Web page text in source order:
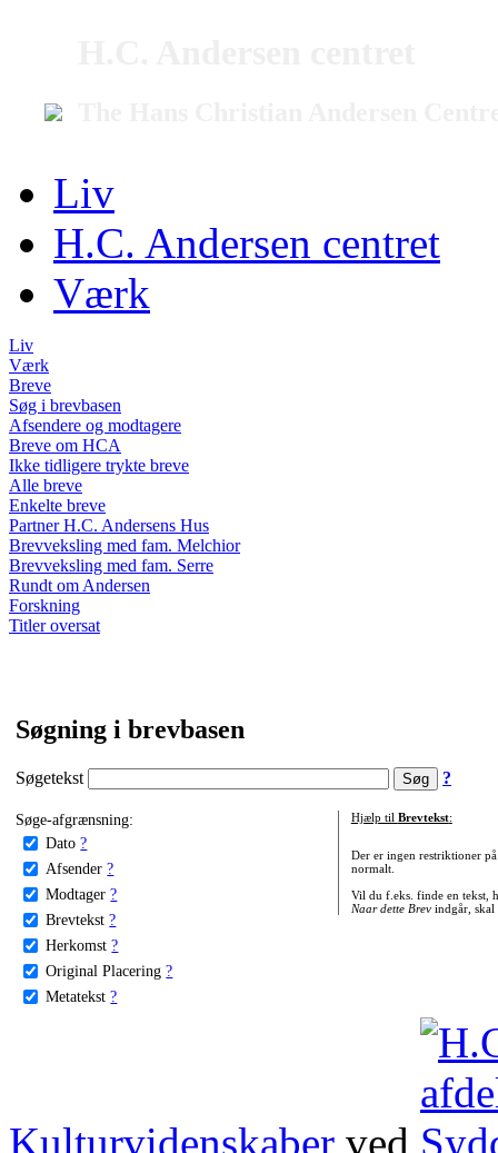
Liv
H.C. Andersen centret
Værk
Liv
Værk
Breve
Søg i brevbasen
Afsendere og modtagere
Breve om HCA
Ikke tidligere trykte breve
Alle breve
Enkelte breve
Partner H.C. Andersens Hus
Brevveksling med fam. Melchior
Brevveksling med fam. Serre
Rundt om Andersen
Forskning
Titler oversat
Søgning i brevbasen
Søgetekst ?
Søge-afgrænsning:
Dato ?
Afsender ?
Modtager ?
Brevtekst ?
Herkomst ?
Original Placering ?
Metatekst ?
Hjælp til Brevtekst:
Der er ingen restriktioner
normalt.
Vil du f.eks. finde en tekst,
Naar dette Brevindgår, skal
Kulturvidenskaber ved